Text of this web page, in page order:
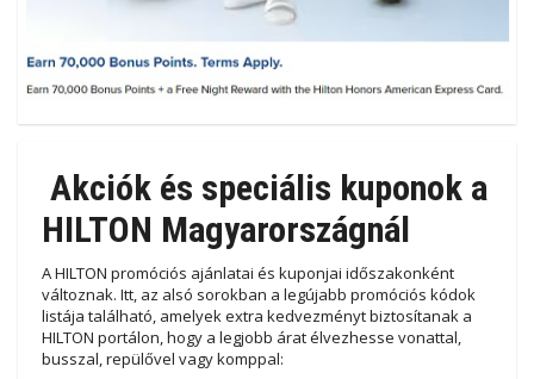
Akciók és speciális kuponok a
HILTON Magyarországnál
A HILTON promóciós ajánlatai és kuponjai időszakonként
változnak. Itt, az alsó sorokban a legújabb promóciós kódok
listája található, amelyek extra kedvezményt biztosítanak a
HILTON portálon, hogy a legjobb árat élvezhesse vonattal,
busszal, repülővel vagy komppal: